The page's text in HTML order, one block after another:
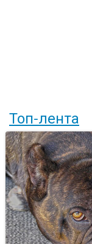
Топ-лента